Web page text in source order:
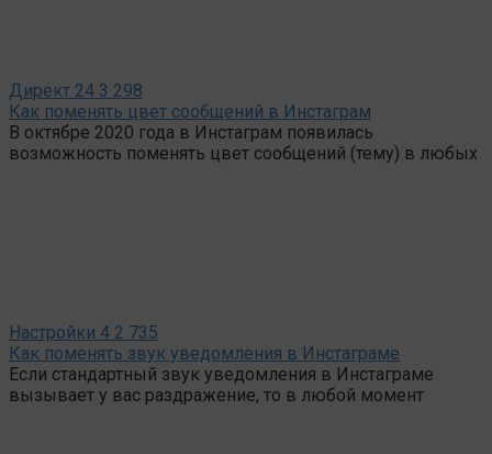
Директ 24 3 298
Как поменять цвет сообщений в Инстаграм
В октябре 2020 года в Инстаграм появилась
возможность поменять цвет сообщений (тему) в любых
Настройки 4 2 735
Как поменять звук уведомления в Инстаграме
Если стандартный звук уведомления в Инстаграме
вызывает у вас раздражение, то в любой момент